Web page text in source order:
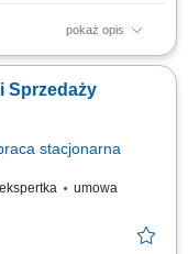
pokaż opis
i oczekiwań Klientów,
Banku poprzez
detalicznych,
Sprzedaży
stacjonarna
umowa